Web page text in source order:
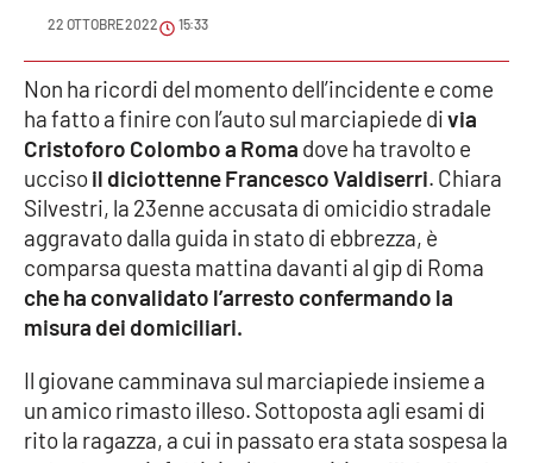
Meteo
Editoriali
VIDEO
Ambiente
Cronaca
Economia e Lavoro
22 OTTOBRE 2022 15:33
Non ha ricordi del momento dell’incidente e come
ha fatto a finire con l’auto sul marciapiede divia
Cristoforo Colombo a Roma dove ha travolto e
uccisoil diciottenne Francesco Valdiserri. Chiara
Silvestri, la 23enne accusata di omicidio stradale
aggravato dalla guida in stato di ebbrezza, è
comparsa questa mattina davanti al gip di Roma
che ha convalidato l’arresto confermando la
misura dei domiciliari.
Il giovane camminava sul marciapiede insieme a
un amico rimasto illeso. Sottoposta agli esami di
rito la ragazza, a cui in passato era stata sospesa la